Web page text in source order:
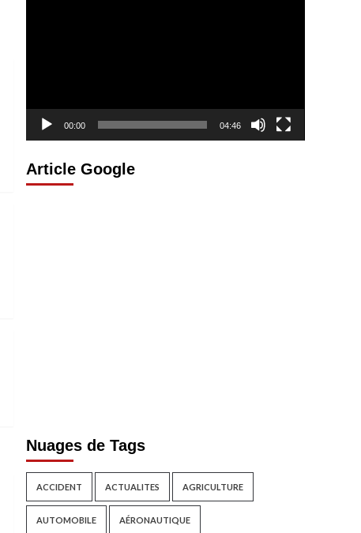
00:00 04:46
Article Google
Nuages de Tags
ACCIDENT ACTUALITES AGRICULTURE
AUTOMOBILE AÉRONAUTIQUE